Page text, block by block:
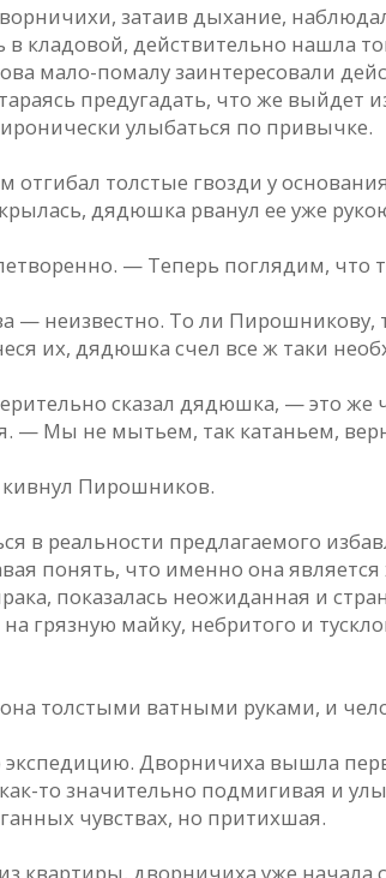
затаив дыхание,
кладовой, действительно нашла
мало-помалу заинтересовали
предугадать, что же выйдет
улыбаться по привычке.
отгибал толстые гвозди у
дядюшка рванул ее уже
— Теперь поглядим, что
— неизвестно. То ли
их, дядюшка счел все ж таки
сказал дядюшка, — это
— Мы не мытьем, так катаньем,
Пирошников.
в реальности предлагаемого
понять, что именно она
показалась неожиданная и
грязную майку, небритого и
толстыми ватными руками, и
экспедицию. Дворничиха вышла
то значительно подмигивая и
чувствах, но притихшая.
дворничиха уже начала